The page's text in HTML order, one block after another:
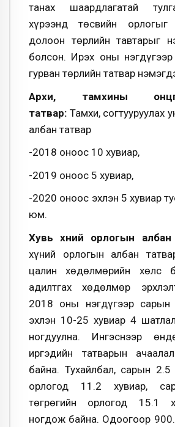
танах шаардлагатай
хүрээнд төсвийн орлогыг
долоон төрлийн тавтарыг
болсон. Ирэх оны
гурван төрлийн татвар
Архи, тамхины
татвар: Тамхи, согтууруулах
албан татвар
-2018 оноос 10 хувиар,
-2019 оноос 5 хувиар,
-2020 оноос эхлэн 5 хувиар
юм.
Хувь хүний орлогын албан
хүний орлогын албан
цалин хөдөлмөрийн хөлс
адилтгах хөдөлмөр
2018 оны нэгдүгээр
эхлэн 10-25 хувиар 4
ногдуулна. Ингэснээр
иргэдийн татварын
байна. Тухайлбал, сарын 2.5
орлогод 11.2 хувиар,
төгрөгийн орлогод 15.1
ногдож байна. Одоогоор